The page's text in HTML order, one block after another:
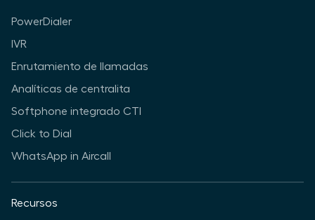
PowerDialer
IVR
Enrutamiento de llamadas
Analíticas de centralita
Softphone integrado CTI
Click to Dial
WhatsApp in Aircall
Recursos